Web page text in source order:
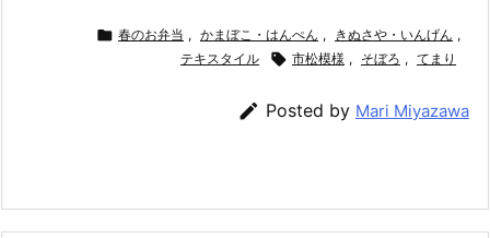
k
itt e er
e
e
n
a
ai
l
 春のお弁当 , かまぼこ・はんぺん , きぬさや・いんげん ,
テキスタイル
 市松模様 , そぼろ , てまり
 Posted by Mari Miyazawa